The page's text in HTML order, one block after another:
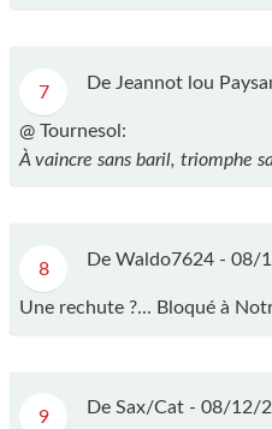
7 De Jeannot lou
@ Tournesol:
À vaincre sans baril, triomphe
8 De Waldo7624 - 08/
Une rechute ?... Bloqué à
9 De Sax/Cat - 08/12/